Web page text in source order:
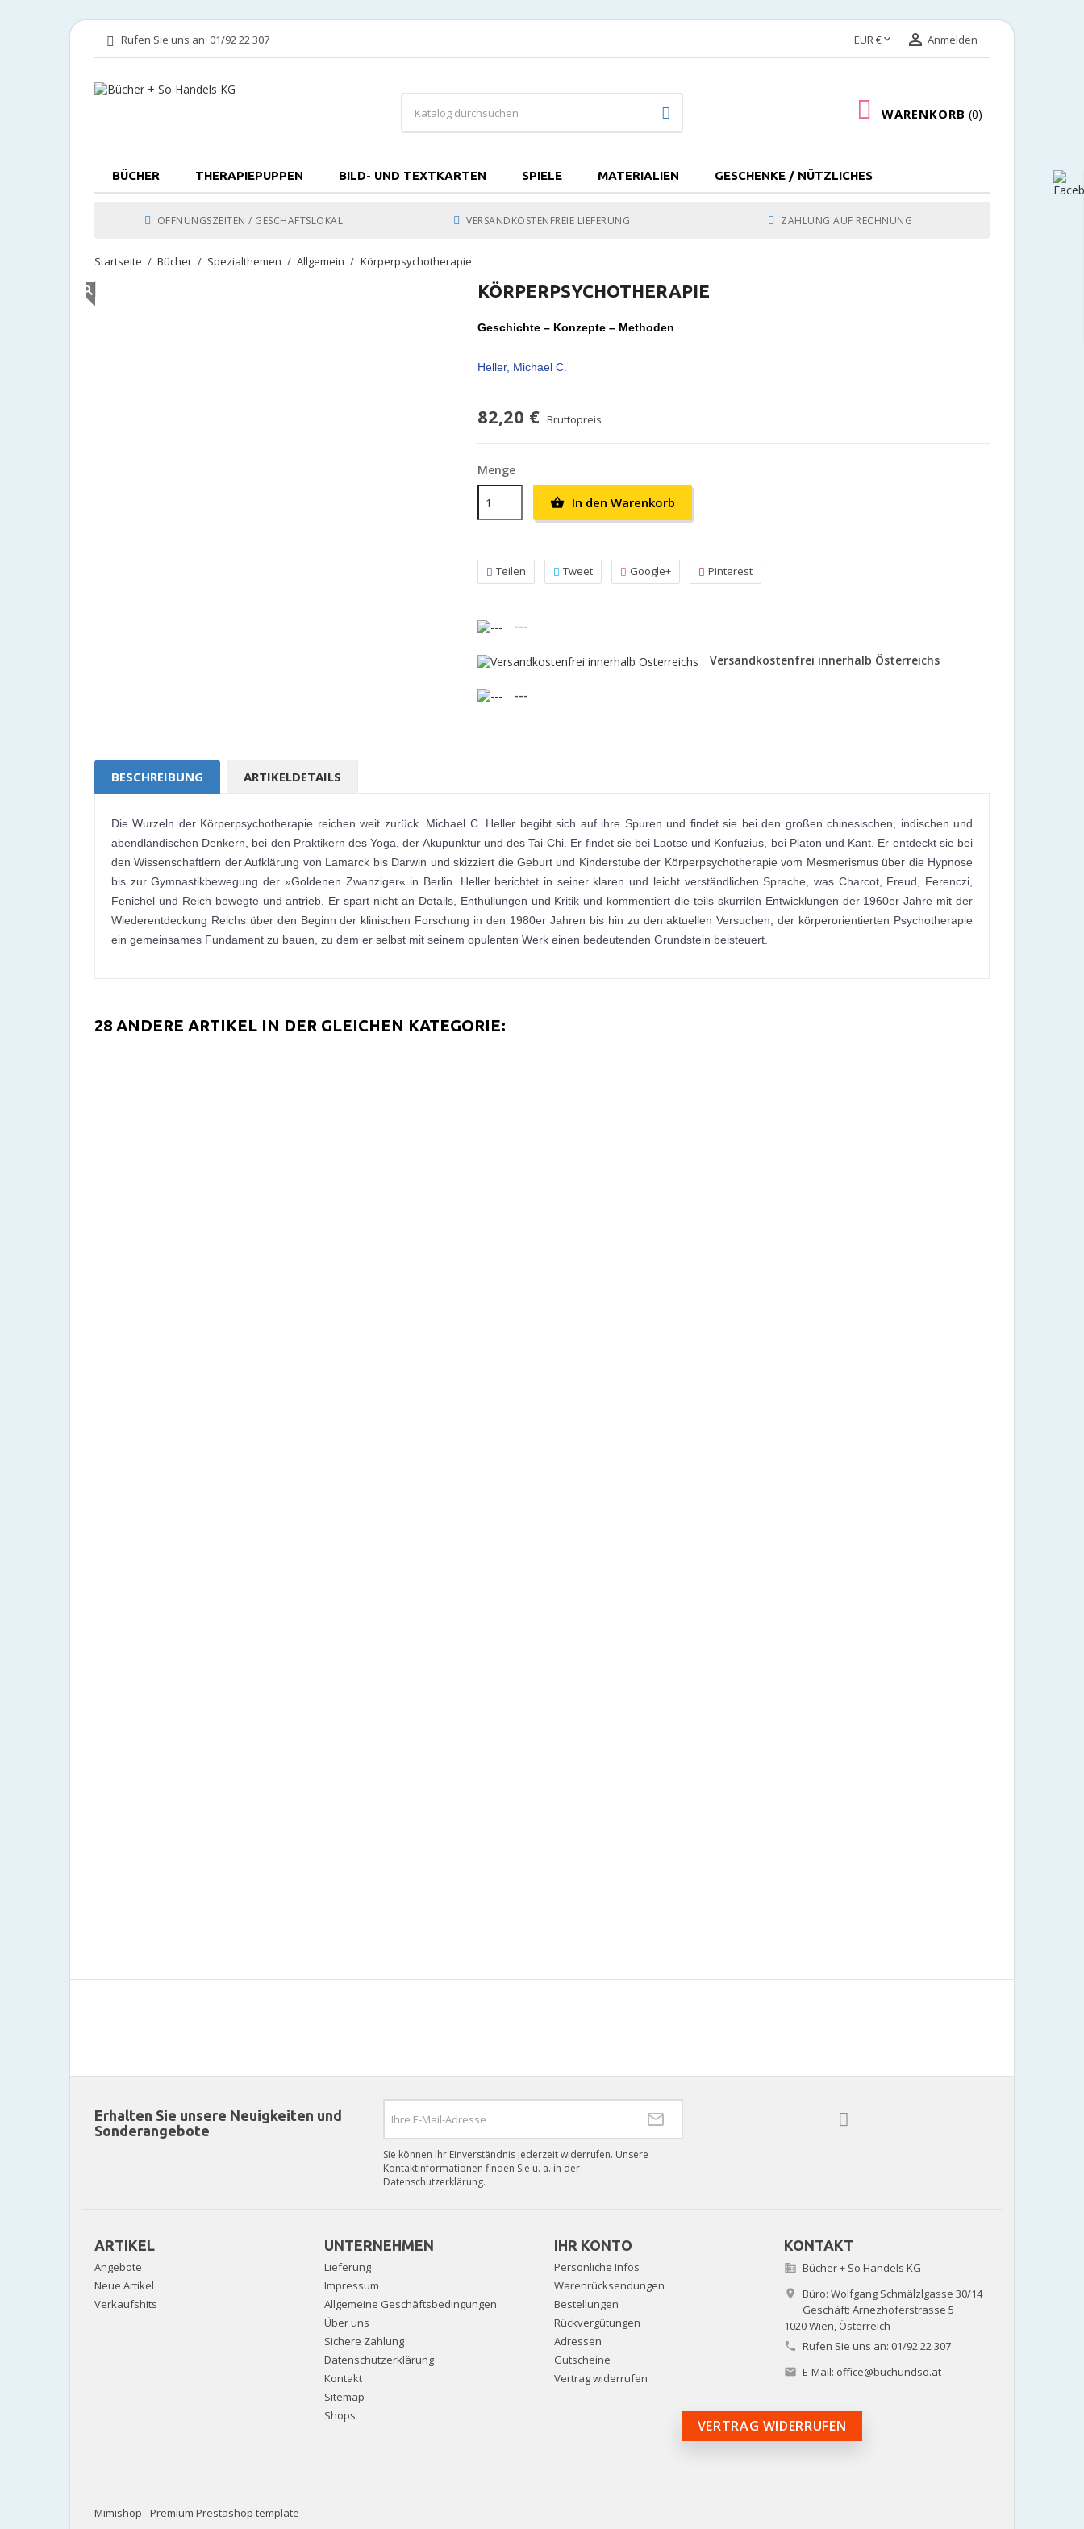
Rufen Sie uns an: 01/92 22 307 EUR €  Anmelden
WARENKORB 0
BÜCHER THERAPIEPUPPEN BILD- UND TEXTKARTEN SPIELE MATERIALIEN GESCHENKE / NÜTZLICHES
ÖFFNUNGSZEITEN / GESCHÄFTSLOKAL VERSANDKOSTENFREIE LIEFERUNG ZAHLUNG AUF RECHNUNG
Startseite Bücher Spezialthemen Allgemein Körperpsychotherapie
KÖRPERPSYCHOTHERAPIE
Geschichte – Konzepte – Methoden
Heller, Michael C.
82,20 € Bruttopreis
Menge
 In den Warenkorb
Teilen Tweet Google+ Pinterest
---
Versandkostenfrei innerhalb Österreichs
---
BESCHREIBUNG ARTIKELDETAILS
Die Wurzeln der Körperpsychotherapie reichen weit zurück. Michael C. Heller begibt sich auf ihre Spuren und findet sie bei den großen chinesischen, indischen und
abendländischen Denkern, bei den Praktikern des Yoga, der Akupunktur und des Tai-Chi. Er findet sie bei Laotse und Konfuzius, bei Platon und Kant. Er entdeckt sie bei
den Wissenschaftlern der Aufklärung von Lamarck bis Darwin und skizziert die Geburt und Kinderstube der Körperpsychotherapie vom Mesmerismus über die Hypnose
bis zur Gymnastikbewegung der »Goldenen Zwanziger« in Berlin. Heller berichtet in seiner klaren und leicht verständlichen Sprache, was Charcot, Freud, Ferenczi,
Fenichel und Reich bewegte und antrieb. Er spart nicht an Details, Enthüllungen und Kritik und kommentiert die teils skurrilen Entwicklungen der 1960er Jahre mit der
Wiederentdeckung Reichs über den Beginn der klinischen Forschung in den 1980er Jahren bis hin zu den aktuellen Versuchen, der körperorientierten Psychotherapie
ein gemeinsames Fundament zu bauen, zu dem er selbst mit seinem opulenten Werk einen bedeutenden Grundstein beisteuert.
28 ANDERE ARTIKEL IN DER GLEICHEN KATEGORIE:
Erhalten Sie unsere Neuigkeiten und
Sonderangebote
Sie können Ihr Einverständnis jederzeit widerrufen. Unsere
Kontaktinformationen finden Sie u. a. in der
Datenschutzerklärung.
ARTIKEL
Angebote
Neue Artikel
Verkaufshits
UNTERNEHMEN
Lieferung
Impressum
Allgemeine Geschäftsbedingungen
Über uns
Sichere Zahlung
Datenschutzerklärung
Kontakt
Sitemap
Shops
IHR KONTO
Persönliche Infos
Warenrücksendungen
Bestellungen
Rückvergütungen
Adressen
Gutscheine
Vertrag widerrufen
KONTAKT
 Bücher + So Handels KG

Büro: Wolfgang Schmälzlgasse 30/14
Geschäft: Arnezhoferstrasse 5
1020 Wien, Österreich
 Rufen Sie uns an: 01/92 22 307
 E-Mail: office@buchundso.at
VERTRAG WIDERRUFEN
Mimishop - Premium Prestashop template